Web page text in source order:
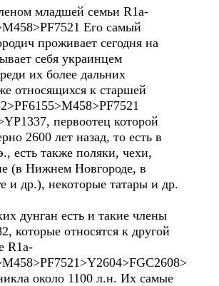
младшей семьи R1a-
Его самый
проживает сегодня на
себя украинцем
их более дальних
относящихся к старшей
первоотец которой
2600 лет назад, то есть в
есть также поляки, чехи,
(в Нижнем Новгороде, в
и др.), некоторые татары и др.
дунган есть и такие члены
которые относятся к другой
R1a-
около 1100 л.н. Их самые